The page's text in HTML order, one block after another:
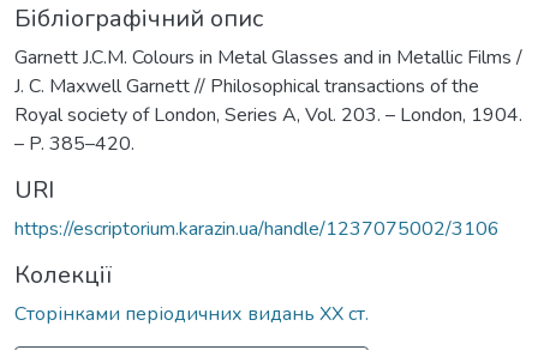
Бібліографічний опис
Garnett J.C.M. Colours in Metal Glasses and in Metallic Films /
J. C. Maxwell Garnett // Philosophical transactions of the
Royal society of London, Series A, Vol. 203. – London, 1904.
– P. 385–420.
URI
https://escriptorium.karazin.ua/handle/1237075002/3106
Колекції
Сторінками періодичних видань ХХ ст.